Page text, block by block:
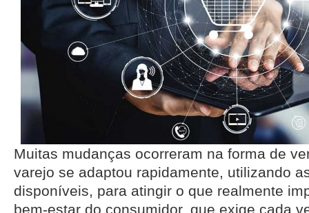
Muitas mudanças ocorreram na forma de
varejo se adaptou rapidamente, utilizando
disponíveis, para atingir o que realmente
bem-estar do consumidor, que exige cada